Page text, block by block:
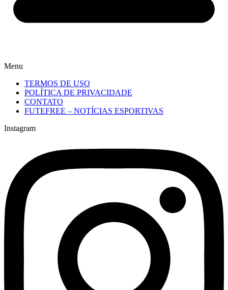
Menu
TERMOS DE USO
POLÍTICA DE PRIVACIDADE
CONTATO
FUTEFREE – NOTÍCIAS ESPORTIVAS
Instagram